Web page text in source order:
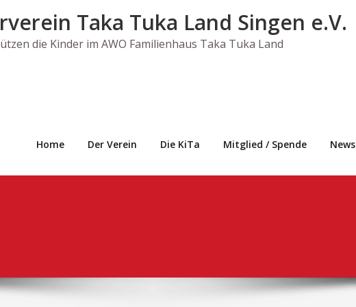
Taka Tuka Land Singen e.V.
die Kinder im AWO Familienhaus Taka Tuka Land
Home Der Verein Die KiTa Mitglied / Spende News